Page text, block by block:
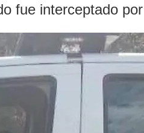
fue interceptado